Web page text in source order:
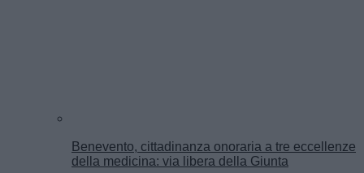
Benevento, cittadinanza onoraria a tre eccellenze
della medicina: via libera della Giunta